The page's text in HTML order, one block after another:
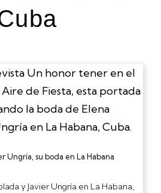
Ungría, su boda en La Habana
y Javier Ungría en La Habana,